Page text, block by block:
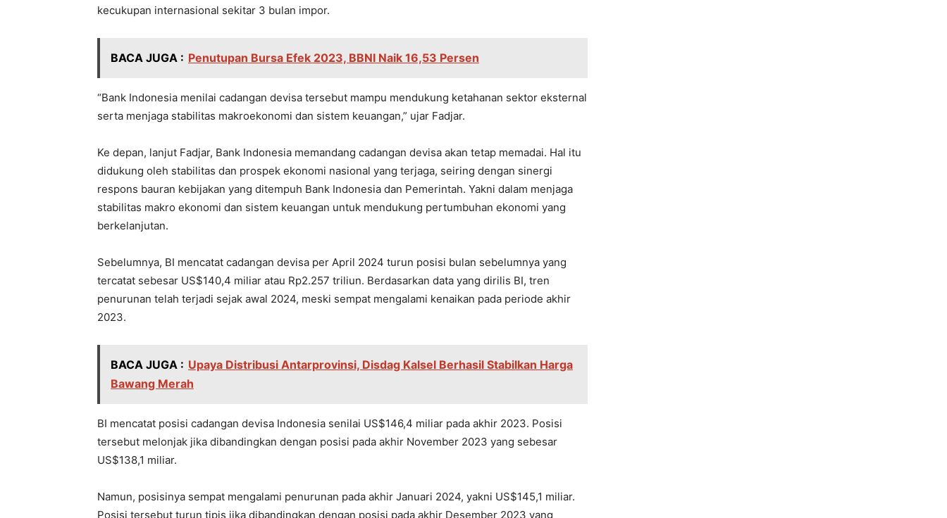
kecukupan internasional sekitar 3 bulan impor.
BACA JUGA : Penutupan Bursa Efek 2023, BBNI Naik 16,53 Persen
“Bank Indonesia menilai cadangan devisa tersebut mampu mendukung ketahanan sektor eksternal
serta menjaga stabilitas makroekonomi dan sistem keuangan,” ujar Fadjar.
Ke depan, lanjut Fadjar, Bank Indonesia memandang cadangan devisa akan tetap memadai. Hal itu
didukung oleh stabilitas dan prospek ekonomi nasional yang terjaga, seiring dengan sinergi
respons bauran kebijakan yang ditempuh Bank Indonesia dan Pemerintah. Yakni dalam menjaga
stabilitas makro ekonomi dan sistem keuangan untuk mendukung pertumbuhan ekonomi yang
berkelanjutan.
Sebelumnya, BI mencatat cadangan devisa per April 2024 turun posisi bulan sebelumnya yang
tercatat sebesar US$140,4 miliar atau Rp2.257 triliun. Berdasarkan data yang dirilis BI, tren
penurunan telah terjadi sejak awal 2024, meski sempat mengalami kenaikan pada periode akhir
2023.
BACA JUGA : Upaya Distribusi Antarprovinsi, Disdag Kalsel Berhasil Stabilkan Harga
Bawang Merah
BI mencatat posisi cadangan devisa Indonesia senilai US$146,4 miliar pada akhir 2023. Posisi
tersebut melonjak jika dibandingkan dengan posisi pada akhir November 2023 yang sebesar
US$138,1 miliar.
Namun, posisinya sempat mengalami penurunan pada akhir Januari 2024, yakni US$145,1 miliar.
Posisi tersebut turun tipis jika dibandingkan dengan posisi pada akhir Desember 2023 yang